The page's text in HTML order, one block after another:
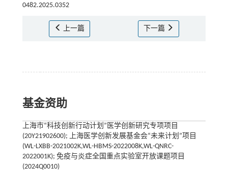
0482.2025.0352
上一篇 下一篇
基金资助
上海市“科技创新行动计划”医学创新研究专项项目
(20Y21902600); 上海医学创新发展基金会“未来计划”项目
(WL-LXBB-2021002K,WL-HBMS-2022008K,WL-QNRC-
2022001K); 免疫与炎症全国重点实验室开放课题项目
(2024Q0010)